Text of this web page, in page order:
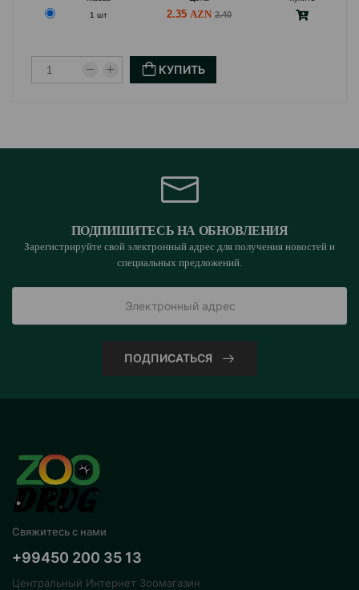
1 шт
2.35 2.40
КУПИТЬ
ПОДПИШИТЕСЬ НА ОБНОВЛЕНИЯ
Зарегистрируйте свой электронный адрес для получения новостей и
специальных предложений.
ПОДПИСАТЬСЯ
Свяжитесь с нами
+99450 200 35 13
Центральный Интернет Зоомагазин